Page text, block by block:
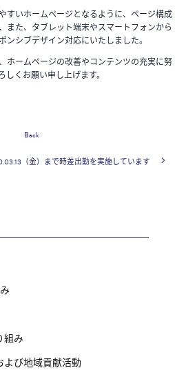
すいホームページとなるように、ページ構成
また、タブレット端末やスマートフォンから
ンシブデザイン対応にいたしました。
ホームページの改善やコンテンツの充実に努
くお願い申し上げます。
Back
（金）まで時差出勤を実施しています
組み
よび地域貢献活動